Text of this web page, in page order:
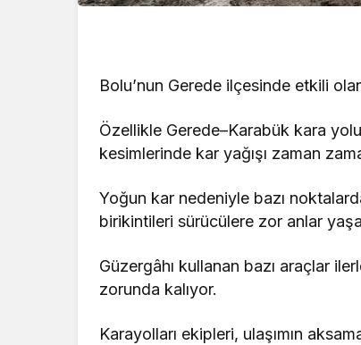
Bolu’nun Gerede ilçesinde etkili
Özellikle Gerede–Karabük kara
kesimlerinde kar yağışı zaman
Yoğun kar nedeniyle bazı
birikintileri sürücülere zor anlar
Güzergâhı kullanan bazı araçlar
zorunda kalıyor.
Karayolları ekipleri, ulaşımın